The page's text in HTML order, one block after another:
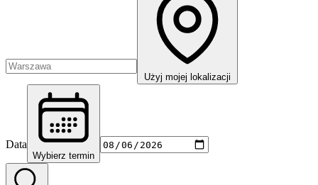
Użyj mojej lokalizacji
Data
Wybierz termin